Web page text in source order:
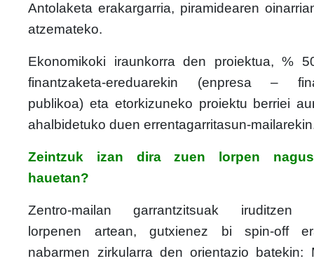
Antolaketa erakargarria, piramidearen
atzemateko.
Ekonomikoki iraunkorra den proiektua, %
finantzaketa-ereduarekin (enpresa –
publikoa) eta etorkizuneko proiektu berriei
ahalbidetuko duen errentagarritasun-
Zeintzuk izan dira zuen lorpen
hauetan?
Zentro-mailan garrantzitsuak iruditzen
lorpenen artean, gutxienez bi spin-off
nabarmen zirkularra den orientazio batekin: